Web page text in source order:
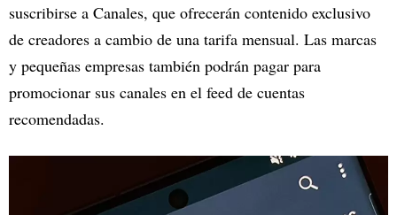
suscribirse a Canales, que ofrecerán contenido exclusivo
de creadores a cambio de una tarifa mensual. Las marcas
y pequeñas empresas también podrán pagar para
promocionar sus canales en el feed de cuentas
recomendadas.